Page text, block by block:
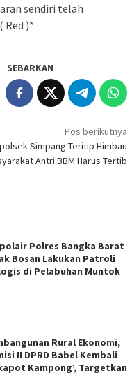
sendiri telah
Red )*
SEBARKAN
Pos berikutnya
Simpang Teritip Himbau
Antri BBM Harus Tertib
Polres Bangka Barat
Bosan Lakukan Patroli
di Pelabuhan Muntok
Rural Ekonomi,
II DPRD Babel Kembali
Kampong’, Targetkan